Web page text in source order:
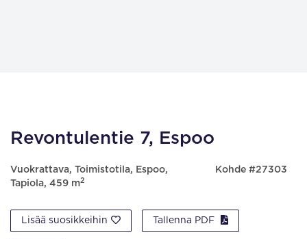
Revontulentie 7, Espoo
Vuokrattava, Toimistotila, Espoo,
Tapiola, 459 m2
Kohde #27303
Lisää suosikkeihin Tallenna PDF